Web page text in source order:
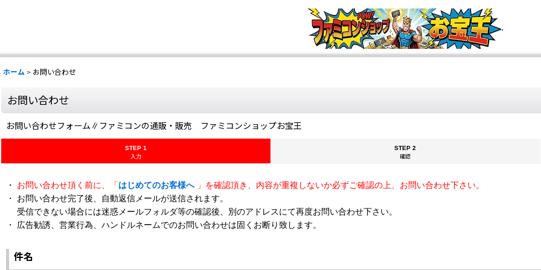
.
ホーム > お問い合わせ
お問い合わせ
お問い合わせフォーム∥ファミコンの通販・販売 ファミコンショップお宝王
STEP 1
入力
STEP 2
確認
・ お問い合わせ頂く前に、「はじめてのお客様へ 」を確認頂き、内容が重複しないか必ずご確認の上、お問い合わせ下さい。
・ お問い合わせ完了後、自動返信メールが送信されます。
受信できない場合には迷惑メールフォルダ等の確認後、別のアドレスにて再度お問い合わせ下さい。
・ 広告勧誘、営業行為、ハンドルネームでのお問い合わせは固くお断り致します。
件名